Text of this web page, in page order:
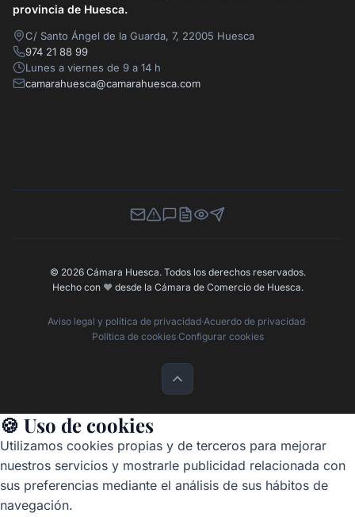
provincia de Huesca.
C/ Santo Ángel de la Guarda, 7, 22005 Huesca
974 21 88 99
Lunes a viernes de 9 a 14 h
camarahuesca@camarahuesca.com
Newsletter
Canal de Denuncias
Buzón de Sugerencias
Perfil Contratante
Ley de Transparencia
Contacta con nosotros
© 2026 Cámara Huesca. Todos los derechos reservados.
Hecho con ❤️desde la Cámara de Comercio de Huesca.
Aviso legal y política de privacidad·Acuerdo de privacidad·
Política de cookies·Configurar cookies
🍪 Uso de cookies
Utilizamos cookies propias y de terceros para mejorar
nuestros servicios y mostrarle publicidad relacionada con
sus preferencias mediante el análisis de sus hábitos de
navegación.